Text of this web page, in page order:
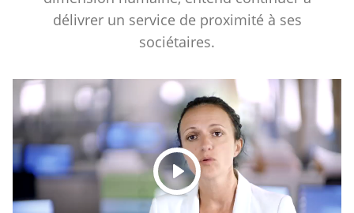
délivrer un service de proximité à ses
sociétaires.
Play